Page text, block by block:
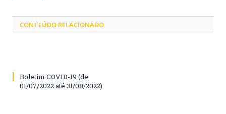
CONTEÚDO RELACIONADO
Boletim COVID-19 (de
01/07/2022 até 31/08/2022)